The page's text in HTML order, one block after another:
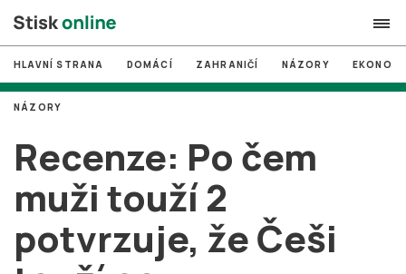
search
# MUNI
# Brno
# volby
login PŘIHLÁSIT SE
HLAVNÍ STRANA DOMÁCÍ ZAHRANIČÍ NÁZORY
Recenze: Po čem
muži touží 2
potvrzuje, že Češi
NÁZORY